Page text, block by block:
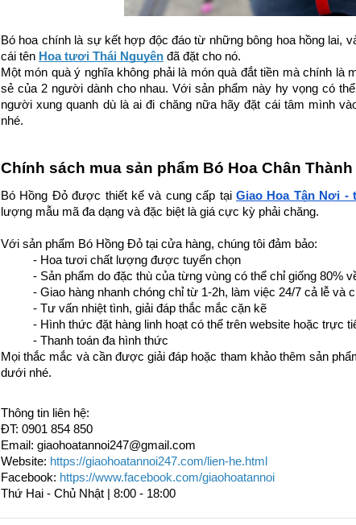
Bó hoa chính là sự kết hợp độc đáo từ những bông hoa hồng lai,
cái tên Hoa tươi Thái Nguyên đã đặt cho nó.
Một món quà ý nghĩa không phải là món quà đắt tiền mà chính
sẻ của 2 người dành cho nhau. Với sản phẩm này hy vọng có
người xung quanh dù là ai đi chăng nữa hãy đặt cái tâm mình
nhé.
Chính sách mua sản phẩm Bó Hoa Chân Thành
Bó Hồng Đỏ được thiết kế và cung cấp tại Giao Hoa Tận Nơi
lượng mẫu mã đa dạng và đặc biệt là giá cực kỳ phải chăng.
Với sản phẩm Bó Hồng Đỏ tại cửa hàng, chúng tôi đảm bảo:
- Hoa tươi chất lượng được tuyển chọn
- Sản phẩm do đặc thù của từng vùng có thể chỉ giống 80%
- Giao hàng nhanh chóng chỉ từ 1-2h, làm việc 24/7 cả lễ và
- Tư vấn nhiệt tình, giải đáp thắc mắc cặn kẽ
- Hình thức đặt hàng linh hoạt có thể trên website hoặc trực
- Thanh toán đa hình thức
Mọi thắc mắc và cần được giải đáp hoặc tham khảo thêm sản
dưới nhé.
Thông tin liên hệ:
ĐT: 0901 854 850
Email: giaohoatannoi247@gmail.com
Website: https://giaohoatannoi247.com/lien-he.html
Facebook: https://www.facebook.com/giaohoatannoi
Thứ Hai - Chủ Nhật | 8:00 - 18:00